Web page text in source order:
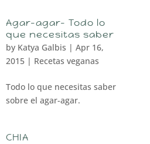
Agar-agar- Todo lo
que necesitas saber
by Katya Galbis |Apr 16,
2015 | Recetas veganas
Todo lo que necesitas saber
sobre el agar-agar.
CHIA